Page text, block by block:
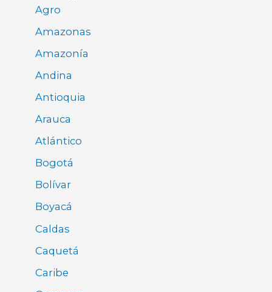
Agro
Amazonas
Amazonía
Andina
Antioquia
Arauca
Atlántico
Bogotá
Bolívar
Boyacá
Caldas
Caquetá
Caribe